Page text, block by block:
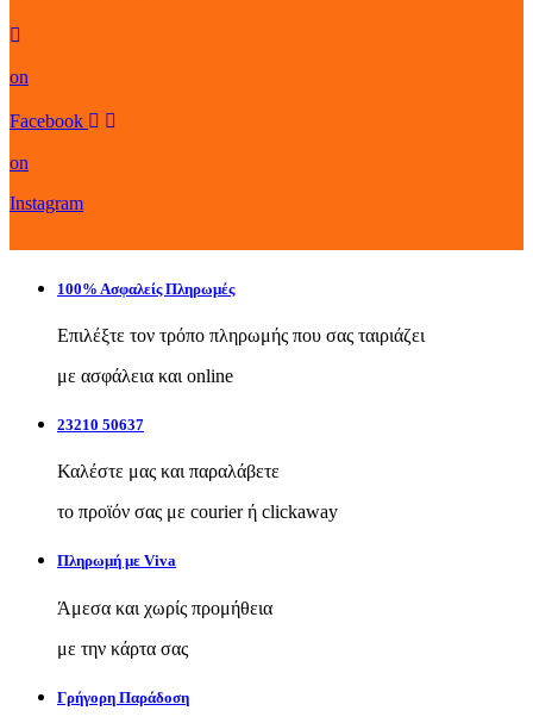
on
Facebook
on
Instagram
100% Ασφαλείς Πληρωμές
Επιλέξτε τον τρόπο πληρωμής που σας ταιριάζει
με ασφάλεια και online
23210 50637
Καλέστε μας και παραλάβετε
το προϊόν σας με courier ή clickaway
Πληρωμή με Viva
Άμεσα και χωρίς προμήθεια
με την κάρτα σας
Γρήγορη Παράδοση